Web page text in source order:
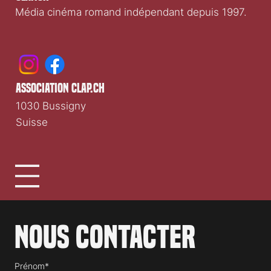
association clap.ch